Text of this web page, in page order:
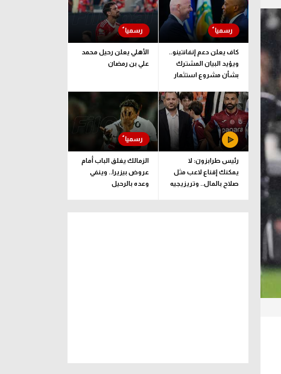
كاف يعلن دعم إنفانتينو..
ويؤيد البيان المشترك
بشأن مشروع استثمار
الأهلي يعلن رحيل محمد
علي بن رمضان
رئيس طرابزون: لا
يمكنك إقناع لاعب مثل
صلاح بالمال.. وتريزيجيه
الزمالك يغلق الباب أمام
عروض بيزيرا.. وينفي
وعده بالرحيل